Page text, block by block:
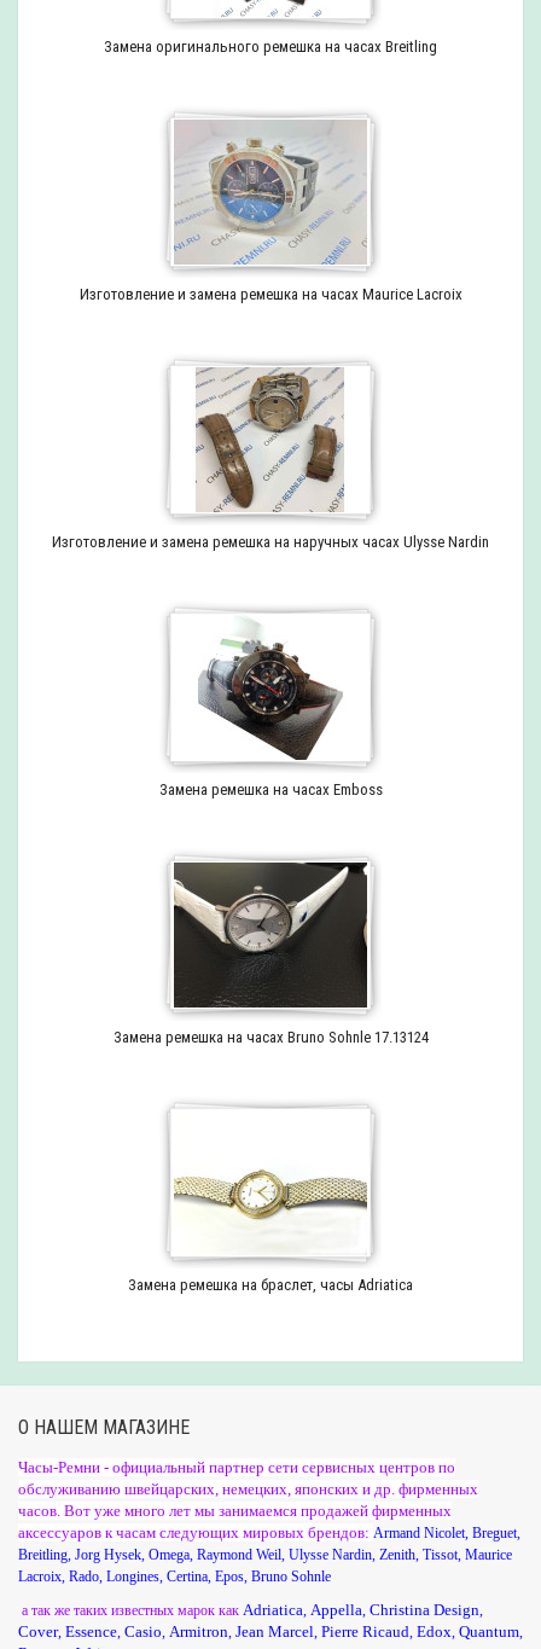
Замена оригинального ремешка на часах Breitling
Изготовление и замена ремешка на часах Maurice Lacroix
Изготовление и замена ремешка на наручных часах Ulysse Nardin
Замена ремешка на часах Emboss
Замена ремешка на часах Bruno Sohnle 17.13124
Замена ремешка на браслет, часы Adriatica
О НАШЕМ МАГАЗИНЕ
Часы-Ремни - официальный партнер сети сервисных центров по
обслуживанию швейцарских, немецких, японских и др. фирменных
часов. Вот уже много лет мы занимаемся продажей фирменных
аксессуаров к часам следующих мировых брендов: Armand Nicolet Breguet
Breitling Jorg Hysek Omega Raymond Weil Ulysse Nardin Zenith Tissot Maurice
Lacroix Rado Longines Certina Epos Bruno Sohnle
а так же таких известных марок как Adriatica Appella Christina Design
Cover, Essence Casio Armitron Jean Marcel Pierre Ricaud Edox Quantum